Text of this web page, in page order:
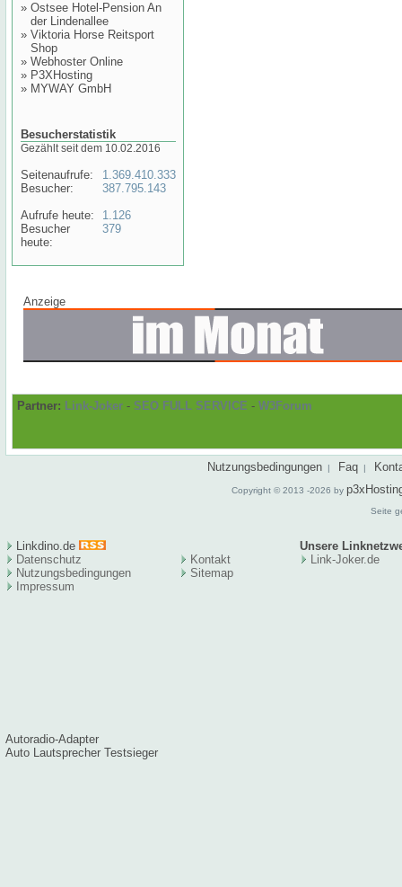
» Ostsee Hotel-Pension An
der Lindenallee
» Viktoria Horse Reitsport
Shop
» Webhoster Online
» P3XHosting
» MYWAY GmbH
Besucherstatistik
Gezählt seit dem 10.02.2016
Seitenaufrufe:
Besucher:
Aufrufe heute:
Besucher
heute:
1.369.410.333
387.795.143
1.126
379
Anzeige
Partner: Link-Joker - SEO FULL SERVICE - W3Forum
Nutzungsbedingungen | Faq |
Copyright © 2013 -2026 by
Seite
Linkdino.de
Unsere
Datenschutz
Nutzungsbedingungen
Impressum
Kontakt
Sitemap
Link-Joker.de
Autoradio-Adapter
Auto Lautsprecher Testsieger